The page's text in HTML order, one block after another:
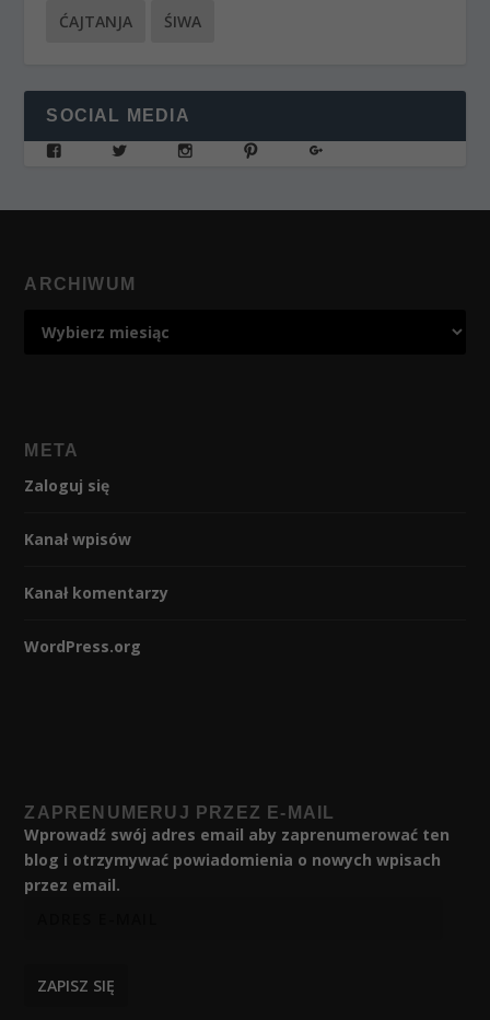
ĆAJTANJA ŚIWA
SOCIAL MEDIA
ARCHIWUM
META
Zaloguj się
Kanał wpisów
Kanał komentarzy
WordPress.org
ZAPRENUMERUJ PRZEZ E-MAIL
Wprowadź swój adres email aby zaprenumerować ten
blog i otrzymywać powiadomienia o nowych wpisach
przez email.
ZAPISZ SIĘ